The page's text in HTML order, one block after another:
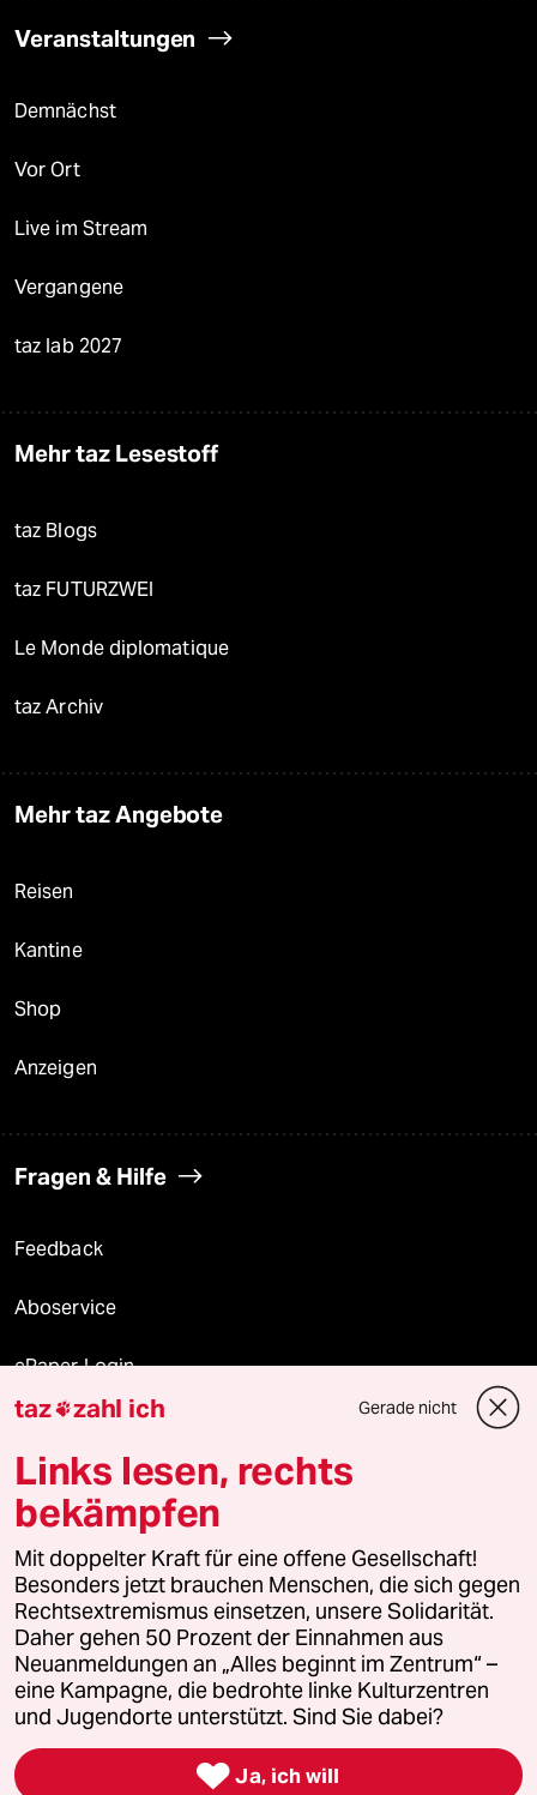
Veranstaltungen
Demnächst
Vor Ort
Live im Stream
Vergangene
taz lab 2027
Mehr taz Lesestoff
taz Blogs
taz FUTURZWEI
Le Monde diplomatique
taz Archiv
Mehr taz Angebote
Reisen
Kantine
Shop
Anzeigen
Fragen & Hilfe
Feedback
Aboservice
ePaper Login
Downloads für Abonnierende
© 2026 taz Verlags und Vertriebs GmbH
Alle Rechte vorbehalten. Bei rechtlichen Fragen oder für Genehmigungen
wenden Sie sich bitte an
lizenzen@taz.de
Feedback Redaktionsstatut Kommune-Richtlinien
Leitlinie Informant Datenschutz Impressum AGB
Seitenwende Einwilligungen widerrufen (Ads)
taz zahl ich Gerade nicht
Links lesen, rechts
bekämpfen
Mit doppelter Kraft für eine offene Gesellschaft!
Besonders jetzt brauchen Menschen, die sich gegen
Rechtsextremismus einsetzen, unsere Solidarität.
Daher gehen 50 Prozent der Einnahmen aus
Neuanmeldungen an „Alles beginnt im Zentrum“ –
eine Kampagne, die bedrohte linke Kulturzentren
und Jugendorte unterstützt. Sind Sie dabei?
 Ja, ich will